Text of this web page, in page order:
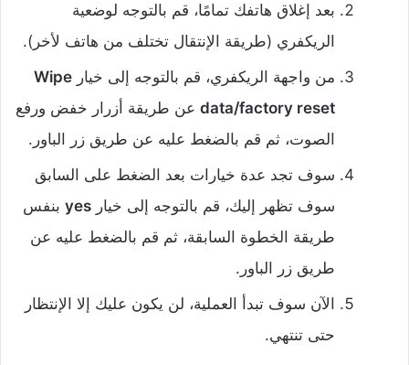
بعد إغلاق هاتفك تمامًا، قم بالتوجه لوضعية
الريكفري (طريقة الإنتقال تختلف من هاتف لأخر).
من واجهة الريكفري، قم بالتوجه إلى خيار Wipe
data/factory reset عن طريقة أزرار خفض ورفع
الصوت، ثم قم بالضغط عليه عن طريق زر الباور.
سوف تجد عدة خيارات بعد الضغط على السابق
سوف تظهر إليك، قم بالتوجه إلى خيار yes بنفس
طريقة الخطوة السابقة، ثم قم بالضغط عليه عن
طريق زر الباور.
الآن سوف تبدأ العملية، لن يكون عليك إلا الإنتظار
حتى تنتهي.